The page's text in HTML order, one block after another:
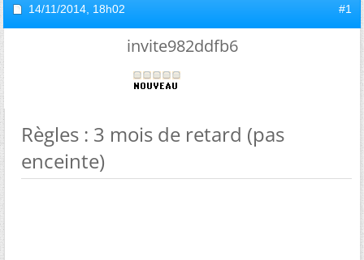
14/11/2014, 18h02 #1
invite982ddfb6
Règles : 3 mois de retard (pas
enceinte)